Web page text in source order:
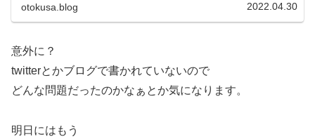
otokusa.blog 2022.04.30
意外に？
twitterとかブログで書かれていないので
どんな問題だったのかなぁとか気になります。
明日にはもう